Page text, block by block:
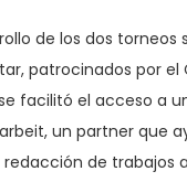
de los dos torneos
patrocinados por el
facilitó el acceso a
, un partner que
de trabajos